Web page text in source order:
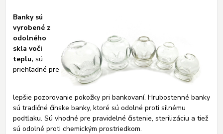
Banky sú
vyrobené z
odolného
skla voči
teplu, sú
priehľadné pre
lepšie pozorovanie pokožky pri bankovaní. Hrubostenné banky
sú tradičné čínske banky, ktoré sú odolné proti silnému
podtlaku. Sú vhodné pre pravidelné čistenie, sterilizáciu a tiež
sú odolné proti chemickým prostriedkom.